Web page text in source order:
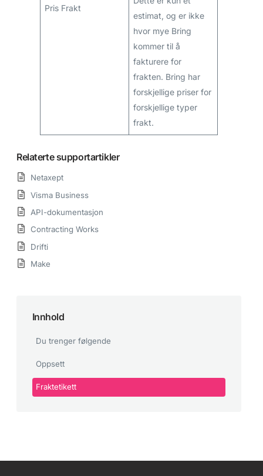
Pris Frakt
estimat, og er ikke
hvor mye Bring
kommer til å
fakturere for
frakten. Bring har
forskjellige priser for
forskjellige typer
frakt.
Relaterte supportartikler
Netaxept
Visma Business
API-dokumentasjon
Contracting Works
Drifti
Make
Innhold
Du trenger følgende
Oppsett
Fraktetikett